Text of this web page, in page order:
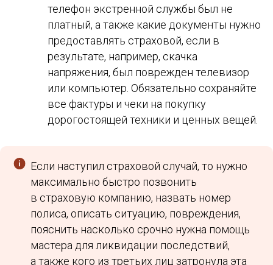
телефон экстренной службы был не
платный, а также какие документы нужно
предоставлять страховой, если в
результате, например, скачка
напряжения, был поврежден телевизор
или компьютер. Обязательно сохраняйте
все фактуры и чеки на покупку
дорогостоящей техники и ценных вещей.
Если наступил страховой случай, то нужно
максимально быстро позвонить
в страховую компанию, назвать номер
полиса, описать ситуацию, повреждения,
пояснить насколько срочно нужна помощь
мастера для ликвидации последствий,
а также кого из третьих лиц затронула эта